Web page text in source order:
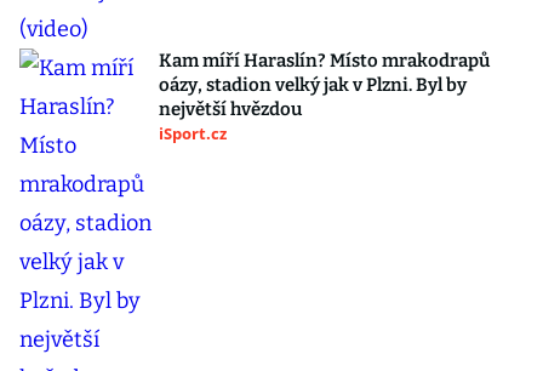
Kam míří Haraslín? Místo mrakodrapů
oázy, stadion velký jak v Plzni. Byl by
největší hvězdou
iSport.cz